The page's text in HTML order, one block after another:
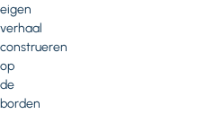
eigen
verhaal
construeren
op
de
borden